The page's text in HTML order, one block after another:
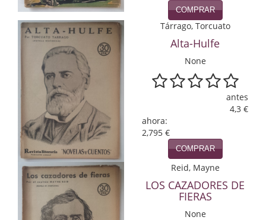
historia
Infantil y juvenil
Infantil y juvenil. Nuevo!!
Infantil y juvenil. Nuevo!!!
Informática
Literatura fantástica
Literatura hispanoamericana
COMPRAR
Tárrago, Torcuato
Alta-Hulfe
None
antes
4,3 €
ahora:
2,795 €
COMPRAR
Reid, Mayne
LOS CAZADORES DE
FIERAS
None